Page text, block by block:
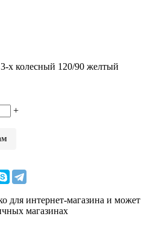
х колесный 120/90 желтый
+
для интернет-магазина и может
магазинах